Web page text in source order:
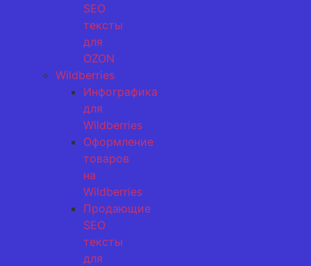
SEO
тексты
для
OZON
Wildberries
Инфографика
для
Wildberries
Оформление
товаров
на
Wildberries
Продающие
SEO
тексты
для